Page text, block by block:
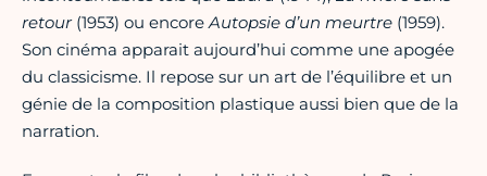
retour(1953) ou encoreAutopsie d’un meurtre (1959).
Son cinéma apparait aujourd’hui comme une apogée
du classicisme. Il repose sur un art de l’équilibre et un
génie de la composition plastique aussi bien que de la
narration.